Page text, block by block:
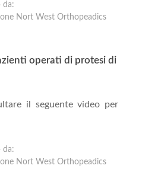
da:
Nort West Orthopeadics
operati di protesi di
da:
Nort West Orthopeadics